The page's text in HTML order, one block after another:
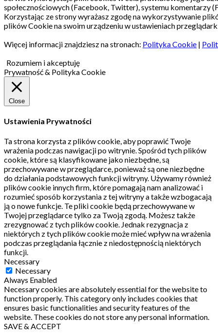
społecznościowych (Facebook, Twitter), systemu komentarzy
Korzystając ze strony wyrażasz zgodę na wykorzystywanie
plików Cookie na swoim urządzeniu w ustawieniach
Więcej informacji znajdziesz na stronach: Polityka Cookie |
Rozumiem i akceptuję
Prywatność & Polityka Cookie
Close
Ustawienia Prywatności
Ta strona korzysta z plików cookie, aby poprawić Twoje
wrażenia podczas nawigacji po witrynie. Spośród tych plików
cookie, które są klasyfikowane jako niezbędne, są
przechowywane w przeglądarce, ponieważ są one niezbędne
do działania podstawowych funkcji witryny. Używamy również
plików cookie innych firm, które pomagają nam analizować i
rozumieć sposób korzystania z tej witryny a także wzbogacają
ją o nowe funkcje. Te pliki cookie będą przechowywane w
Twojej przeglądarce tylko za Twoją zgodą. Możesz także
zrezygnować z tych plików cookie. Jednak rezygnacja z
niektórych z tych plików cookie może mieć wpływ na wrażenia
podczas przeglądania łącznie z niedostępnością niektórych
funkcji.
Necessary
Necessary
Always Enabled
Necessary cookies are absolutely essential for the website to
function properly. This category only includes cookies that
ensures basic functionalities and security features of the
website. These cookies do not store any personal information.
SAVE & ACCEPT